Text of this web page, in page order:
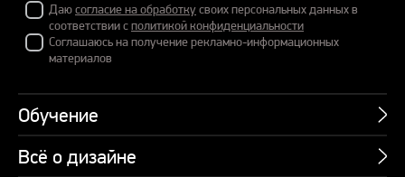
Даюсогласие на обработкусвоих персональных данных в
соответствии сполитикой конфиденциальности
Соглашаюсь на получение рекламно-информационных
материалов
Обучение
Курсы
Всё о дизайне